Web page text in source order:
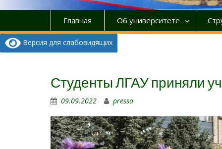
Главная Об университете
Версия для слабовидящих
Студенты ЛГАУ приняли
09.09.2022 pressa